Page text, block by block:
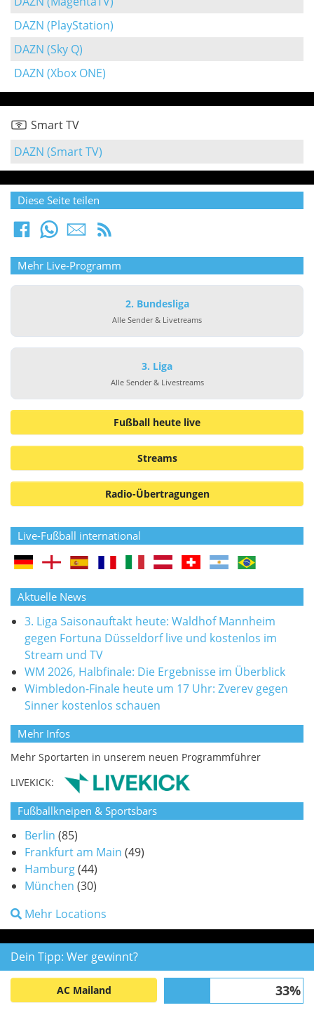
DAZN (PlayStation)
DAZN (Sky Q)
DAZN (Xbox ONE)
Smart TV
DAZN (Smart TV)
Diese Seite teilen
Mehr Live-Programm
2. Bundesliga
Alle Sender & Livetreams
3. Liga
Alle Sender & Livestreams
Fußball heute live
Streams
Radio-Übertragungen
Live-Fußball international
Aktuelle News
3. Liga Saisonauftakt heute: Waldhof Mannheim
gegen Fortuna Düsseldorf live und kostenlos im
Stream und TV
WM 2026, Halbfinale: Die Ergebnisse im Überblick
Wimbledon-Finale heute um 17 Uhr: Zverev gegen
Sinner kostenlos schauen
Mehr Infos
Mehr Sportarten in unserem neuen Programmführer
LIVEKICK:
Fußballkneipen & Sportsbars
Berlin (85)
Frankfurt am Main (49)
Hamburg(44)
München (30)
Mehr Locations
Dein Tipp: Wer gewinnt?
AC Mailand 33%